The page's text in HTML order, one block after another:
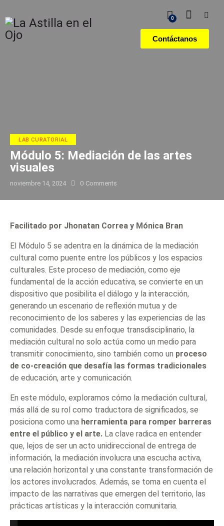
0
Contáctanos
LAB CURATORIAL
Módulo 5: Mediación de las artes
visuales
noviembre 14, 2024 0 Comments
Facilitado por Jhonatan Correa y Mónica Bran
El Módulo 5 se adentra en la dinámica de la mediación
cultural como puente entre los públicos y los espacios
culturales. Este proceso de mediación, como eje
fundamental de la acción educativa, se convierte en un
dispositivo que posibilita el diálogo y la interacción,
generando un escenario de reflexión mutua y de
reconocimiento de los saberes y las experiencias de las
comunidades. Desde su enfoque transdisciplinario, la
mediación cultural no solo actúa como un medio para
transmitir conocimiento, sino también como un proceso
de co-creación que desafía las formas tradicionales
de educación, arte y comunicación.
En este módulo, exploramos cómo la mediación cultural,
más allá de su rol como traductora de significados, se
posiciona como una herramienta para romper barreras
entre el público y el arte. La clave radica en entender
que, lejos de ser un acto unidireccional de entrega de
información, la mediación involucra una escucha activa,
una relación horizontal y una constante transformación de
los actores involucrados. Además, se toma en cuenta el
impacto de las narrativas que emergen del territorio, las
prácticas artísticas y la interacción comunitaria.